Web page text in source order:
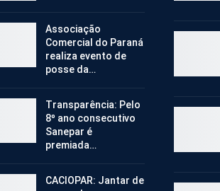
Associação
Comercial do Paraná
realiza evento de
posse da…
Transparência: Pelo
8º ano consecutivo
Sanepar é
premiada…
CACIOPAR: Jantar de